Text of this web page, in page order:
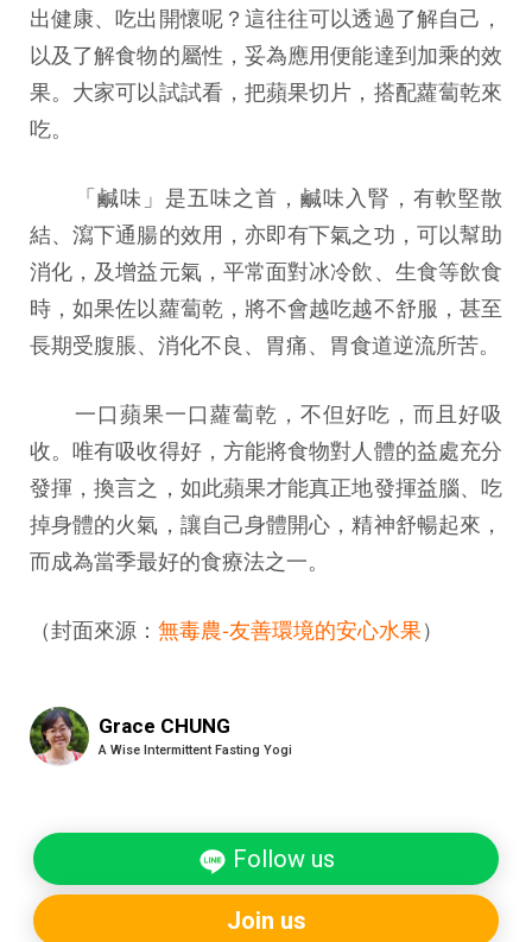
出健康、吃出開懷呢？這往往可以透過了解自己，
以及了解食物的屬性，妥為應用便能達到加乘的效
果。大家可以試試看，把蘋果切片，搭配蘿蔔乾來
吃。
「鹹味」是五味之首，鹹味入腎，有軟堅散
結、瀉下通腸的效用，亦即有下氣之功，可以幫助
消化，及增益元氣，平常面對冰冷飲、生食等飲食
時，如果佐以蘿蔔乾，將不會越吃越不舒服，甚至
長期受腹脹、消化不良、胃痛、胃食道逆流所苦。
一口蘋果一口蘿蔔乾，不但好吃，而且好吸
收。唯有吸收得好，方能將食物對人體的益處充分
發揮，換言之，如此蘋果才能真正地發揮益腦、吃
掉身體的火氣，讓自己身體開心，精神舒暢起來，
而成為當季最好的食療法之一。
（封面來源： 無毒農-友善環境的安心水果）
Grace CHUNG
A Wise Intermittent Fasting Yogi
Follow us
Join us